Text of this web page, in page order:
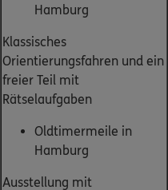
Hamburg
Klassisches
Orientierungsfahren und ein
freier Teil mit
Rätselaufgaben
Oldtimermeile in
Hamburg
Ausstellung mit